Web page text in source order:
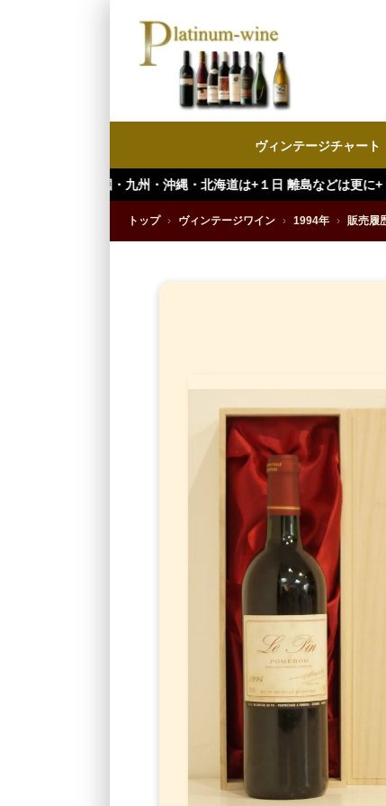
ヴィンテージチャート
沖縄・北海道は+１日 離島などは更に+ となります。）
トップ › ヴィンテージワイン › 1994年 › 販売履